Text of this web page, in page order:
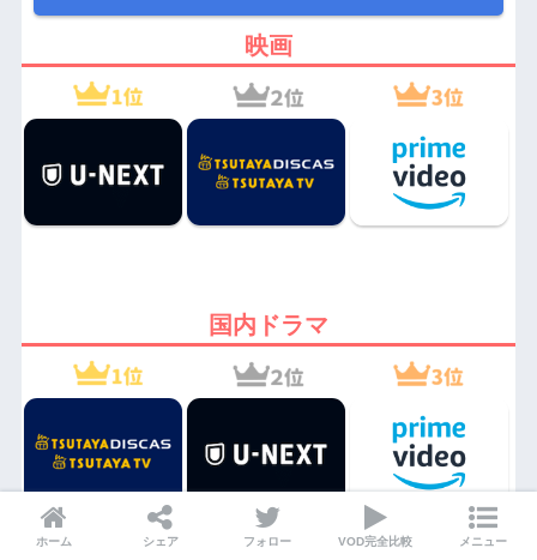
映画
国内ドラマ
ホーム シェア フォロー VOD完全比較 メニュー